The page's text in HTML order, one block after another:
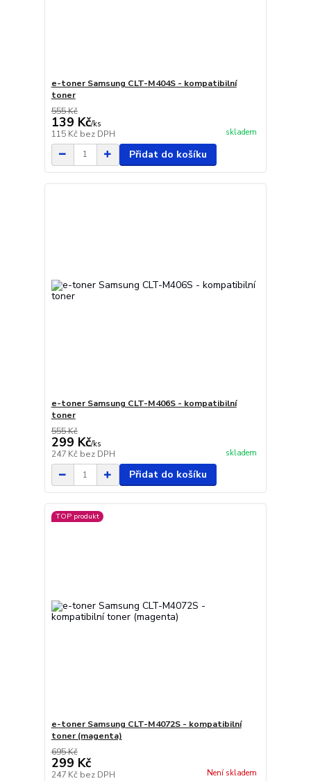
e-toner Samsung CLT-M404S - kompatibilní
toner
555 Kč
139 Kč/ks
115 Kč bez DPH skladem
Přidat do košíku
e-toner Samsung CLT-M406S - kompatibilní
toner
555 Kč
299 Kč/ks
247 Kč bez DPH skladem
Přidat do košíku
TOP produkt
e-toner Samsung CLT-M4072S - kompatibilní
toner (magenta)
695 Kč
299 Kč
247 Kč bez DPH Není skladem